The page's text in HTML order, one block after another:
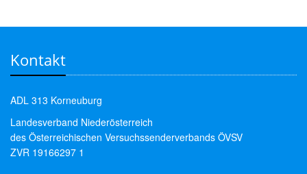
Kontakt
ADL 313 Korneuburg
Landesverband Niederösterreich
des Österreichischen Versuchssenderverbands ÖVSV
ZVR 19166297 1